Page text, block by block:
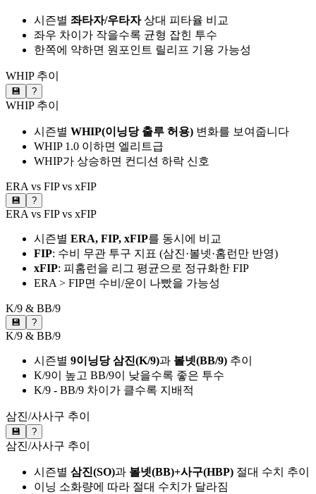
시즌별 좌타자/우타자상대 피타율 비교
좌우 차이가 작을수록 균형 잡힌 투수
한쪽에 약하면 원포인트 릴리프 기용 가능성
WHIP 추이
💾 ?
WHIP 추이
시즌별 WHIP(이닝당 출루 허용) 변화를 보여줍니다
WHIP 1.0 이하면 엘리트급
WHIP가 상승하면 컨디션 하락 신호
ERA vs FIP vs xFIP
💾 ?
ERA vs FIP vs xFIP
시즌별 ERA, FIP, xFIP를 동시에 비교
FIP: 수비 무관 투구 지표 (삼진·볼넷·홈런만 반영)
xFIP: 피홈런을 리그 평균으로 정규화한 FIP
ERA > FIP면 수비/운이 나빴을 가능성
K/9 & BB/9
💾 ?
K/9 & BB/9
시즌별 9이닝당 삼진(K/9)과 볼넷(BB/9) 추이
K/9이 높고 BB/9이 낮을수록 좋은 투수
K/9 - BB/9 차이가 클수록 지배적
삼진/사사구 추이
💾 ?
삼진/사사구 추이
시즌별 삼진(SO)과 볼넷(BB)+사구(HBP) 절대 수치 추이
이닝 소화량에 따라 절대 수치가 달라짐